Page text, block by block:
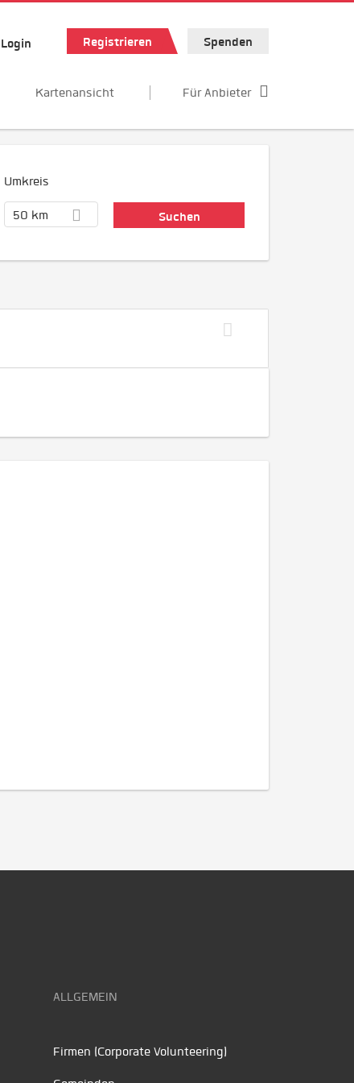
Login Registrieren Spenden
Kartenansicht Für Anbieter
Umkreis
50 km
ALLGEMEIN
Firmen (Corporate Volunteering)